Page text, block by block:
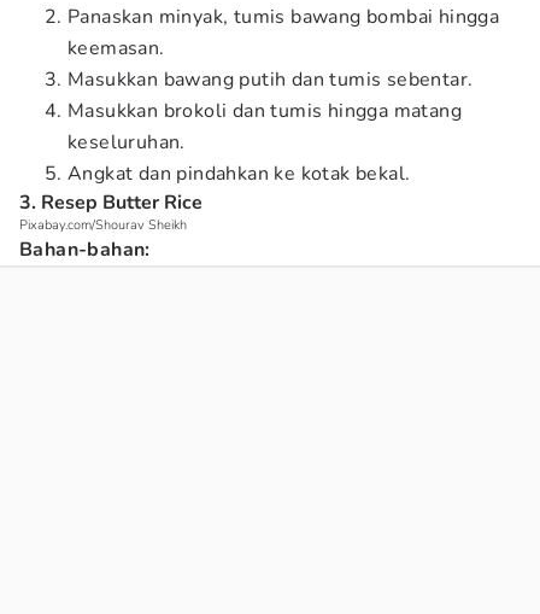
Panaskan minyak, tumis bawang bombai hingga
keemasan.
Masukkan bawang putih dan tumis sebentar.
Masukkan brokoli dan tumis hingga matang
keseluruhan.
Angkat dan pindahkan ke kotak bekal.
3. Resep Butter Rice
Pixabay.com/Shourav Sheikh
Bahan-bahan: